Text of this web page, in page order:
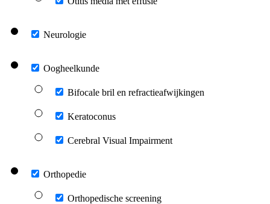
Neurologie
Oogheelkunde
Bifocale bril en refractieafwijkingen
Keratoconus
Cerebral Visual Impairment
Orthopedie
Orthopedische screening